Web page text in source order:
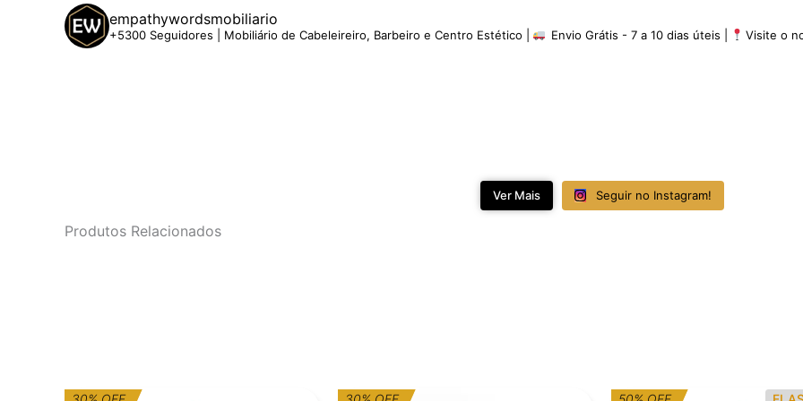
empathywordsmobiliario
+5300 Seguidores | Mobiliário de Cabeleireiro, Barbeiro e Centro Estético | Envio Grátis - 7 a 10 dias úteis | Visite o
Ver Mais Seguir no Instagram!
Produtos Relacionados
O
O
O
O
O
O